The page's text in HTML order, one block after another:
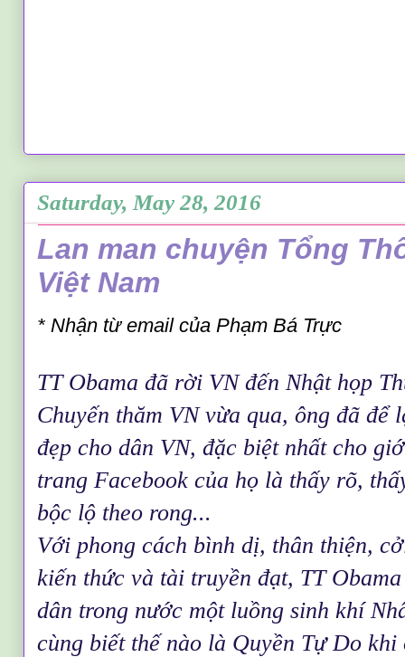
Saturday, May 28, 2016
Lan man chuyện Tổng
Việt Nam
* Nhận từ email của Phạm Bá Trực
TT Obama đã rời VN đến Nhật họp
Chuyến thăm VN vừa qua, ông đã để
đẹp cho dân VN, đặc biệt nhất cho
trang Facebook của họ là thấy rõ,
bộc lộ theo rong...
Với phong cách bình dị, thân thiện,
kiến thức và tài truyền đạt, TT
dân trong nước một luồng sinh khí
cùng biết thế nào là Quyền Tự Do